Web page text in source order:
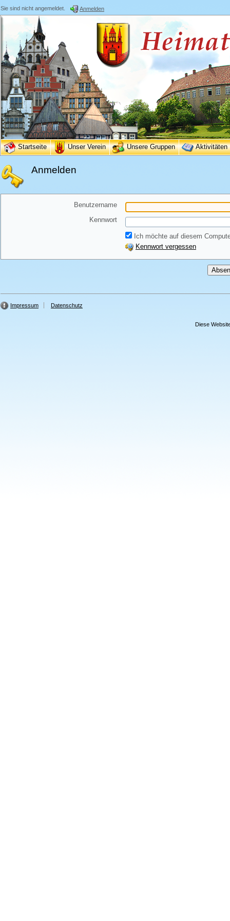
Sie sind nicht angemeldet. Anmelden
Startseite Unser Verein Unsere Gruppen Aktivitäten
Anmelden
Benutzername
Kennwort
Ich möchte auf diesem
Kennwort vergessen
Impressum Datenschutz
Diese